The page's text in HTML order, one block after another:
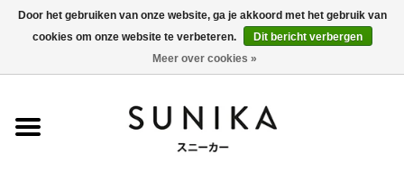
0 Artikelen - €0,00
SALE
Door het gebruiken van onze website, ga je akkoord met het gebruik van
cookies om onze website te verbeteren.
Dit bericht verbergen
Meer over cookies »